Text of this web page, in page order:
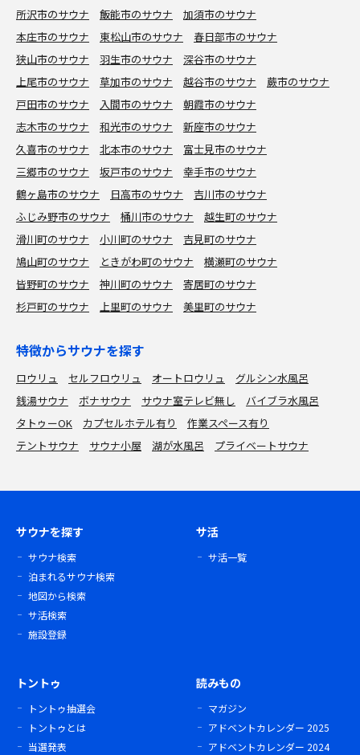
所沢市のサウナ
飯能市のサウナ
加須市のサウナ
本庄市のサウナ
東松山市のサウナ
春日部市のサウナ
狭山市のサウナ
羽生市のサウナ
深谷市のサウナ
上尾市のサウナ
草加市のサウナ 越谷市のサウナ
蕨市のサウナ
戸田市のサウナ
入間市のサウナ
朝霞市のサウナ
志木市のサウナ
和光市のサウナ
新座市のサウナ
久喜市のサウナ
北本市のサウナ
富士見市のサウナ
三郷市のサウナ
坂戸市のサウナ
幸手市のサウナ
鶴ヶ島市のサウナ
日高市のサウナ
吉川市のサウナ
ふじみ野市のサウナ
桶川市のサウナ
越生町のサウナ
滑川町のサウナ
小川町のサウナ
吉見町のサウナ
鳩山町のサウナ
ときがわ町のサウナ
横瀬町のサウナ
皆野町のサウナ
神川町のサウナ
寄居町のサウナ
杉戸町のサウナ
上里町のサウナ 美里町のサウナ
特徴からサウナを探す
ロウリュ セルフロウリュ オートロウリュ
グルシン水風呂
銭湯サウナ
ボナサウナ サウナ室テレビ無し
バイブラ水風呂
タトゥーOK
カプセルホテル有り
作業スペース有り
テントサウナ
サウナ小屋 湖が水風呂 プライベートサウナ
サウナを探す
サウナ検索
泊まれるサウナ検索
地図から検索
サ活検索
施設登録
サ活
サ活一覧
トントゥ
トントゥ抽選会
トントゥとは
当選発表
読みもの
マガジン
アドベントカレンダー 2025
アドベントカレンダー 2024